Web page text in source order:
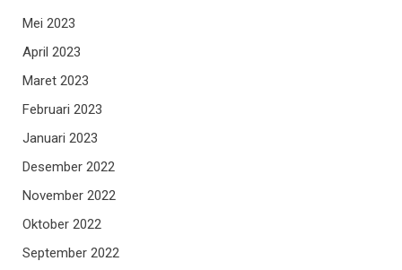
Mei 2023
April 2023
Maret 2023
Februari 2023
Januari 2023
Desember 2022
November 2022
Oktober 2022
September 2022